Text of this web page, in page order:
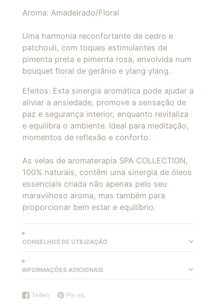
Aroma: Amadeirado/Floral
Uma harmonia reconfortante de cedro e
patchouli, com toques estimulantes de
pimenta preta e pimenta rosa, envolvida num
bouquet floral de gerânio e ylang ylang.
Efeitos: Esta sinergia aromática pode ajudar a
aliviar a ansiedade, promove a sensação de
paz e segurança interior, enquanto revitaliza
e equilibra o ambiente. Ideal para meditação,
momentos de reflexão e conforto.
As velas de aromaterapia SPA COLLECTION,
100% naturais, contêm uma sinergia de óleos
essenciais criada não apenas pelo seu
maravilhoso aroma, mas também para
proporcionar bem estar e equilíbrio.
CONSELHOS DE UTILIZAÇÃO
INFORMAÇÕES ADICIONAIS
Teilen
Auf
Wird
Pin es
Auf
Wird